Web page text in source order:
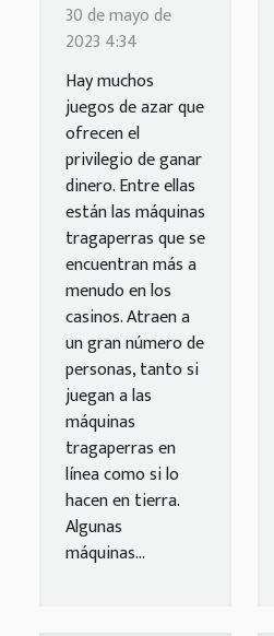
máquina
tragaperras
con varios
juegos
30 de mayo de
2023 4:34
Hay muchos
juegos de azar que
ofrecen el
privilegio de ganar
dinero. Entre ellas
están las máquinas
tragaperras que se
encuentran más a
menudo en los
casinos. Atraen a
un gran número de
personas, tanto si
juegan a las
máquinas
tragaperras en
línea como si lo
hacen en tierra.
Algunas
máquinas...